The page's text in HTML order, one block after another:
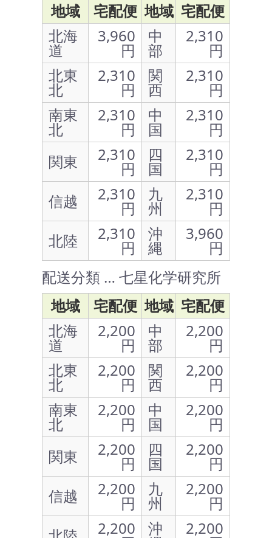
地域
宅配便 地域 宅配便
北海
道
3,960
円
中
部
2,310
円
北東
北
2,310
円
関
西
2,310
円
南東
北
2,310
円
中
国
2,310
円
関東
2,310
円
四
国
2,310
円
信越
2,310
円
九
州
2,310
円
北陸
2,310
円
沖
縄
3,960
円
配送分類 … 七星化学研究所
地域
宅配便 地域 宅配便
北海
道
2,200
円
中
部
2,200
円
北東
北
2,200
円
関
西
2,200
円
南東
北
2,200
円
中
国
2,200
円
関東
2,200
円
四
国
2,200
円
信越
2,200
円
九
州
2,200
円
2,200 沖 2,200